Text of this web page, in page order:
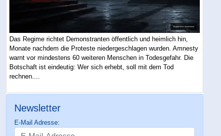
Das Regime richtet Demonstranten öffentlich und heimlich hin,
Monate nachdem die Proteste niedergeschlagen wurden. Amnesty
warnt vor mindestens 60 weiteren Menschen in Todesgefahr. Die
Botschaft ist eindeutig: Wer sich erhebt, soll mit dem Tod
rechnen....
Newsletter
E-Mail Adresse: